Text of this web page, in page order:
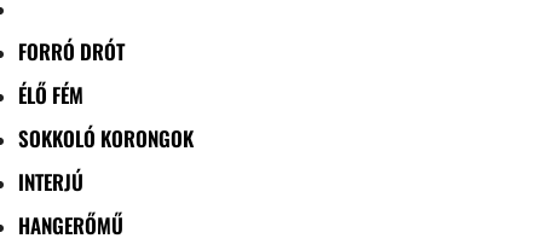
FORRÓ DRÓT
ÉLŐ FÉM
SOKKOLÓ KORONGOK
INTERJÚ
HANGERŐMŰ